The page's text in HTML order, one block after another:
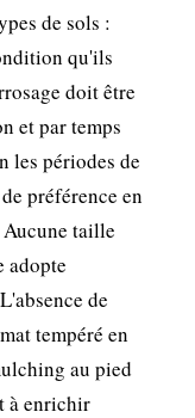
de sols :
qu'ils
doit être
et par temps
les périodes de
préférence en
taille
adopte
de
tempéré en
au pied
à enrichir